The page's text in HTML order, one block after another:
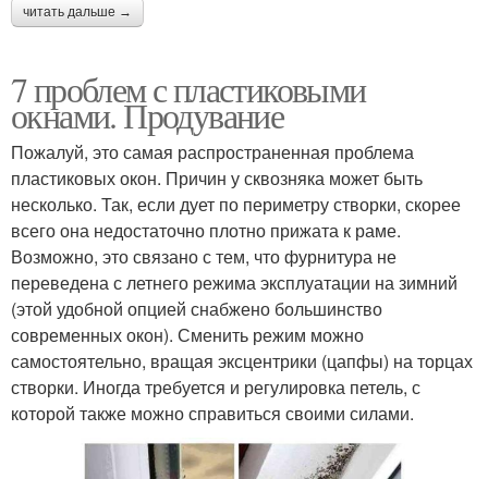
читать дальше →
7 проблем с пластиковыми
окнами. Продувание
Пожалуй, это самая распространенная проблема
пластиковых окон. Причин у сквозняка может быть
несколько. Так, если дует по периметру створки, скорее
всего она недостаточно плотно прижата к раме.
Возможно, это связано с тем, что фурнитура не
переведена с летнего режима эксплуатации на зимний
(этой удобной опцией снабжено большинство
современных окон). Сменить режим можно
самостоятельно, вращая эксцентрики (цапфы) на торцах
створки. Иногда требуется и регулировка петель, с
которой также можно справиться своими силами.